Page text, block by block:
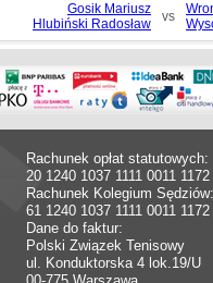
Gosik Mariusz
Hlubiński Radosław
vs
Rachunek opłat
20 1240 1037 1111 0011
Rachunek Kolegium
61 1240 1037 1111 0011
Dane do faktur:
Polski Związek Tenisowy
ul. Konduktorska 4 lok.19/U